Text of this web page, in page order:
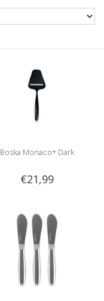
Boska Monaco+ Dark
€21,99